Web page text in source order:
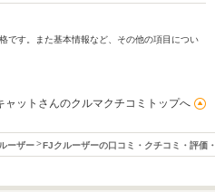
です。また基本情報など、その他の項目につい
ャットさんのクルマクチコミトップへ
ーザー FJクルーザーの口コミ・クチコミ・評価